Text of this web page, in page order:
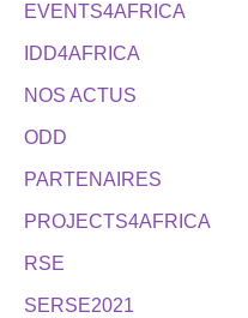
EVENTS4AFRICA
IDD4AFRICA
NOS ACTUS
ODD
PARTENAIRES
PROJECTS4AFRICA
RSE
SERSE2021